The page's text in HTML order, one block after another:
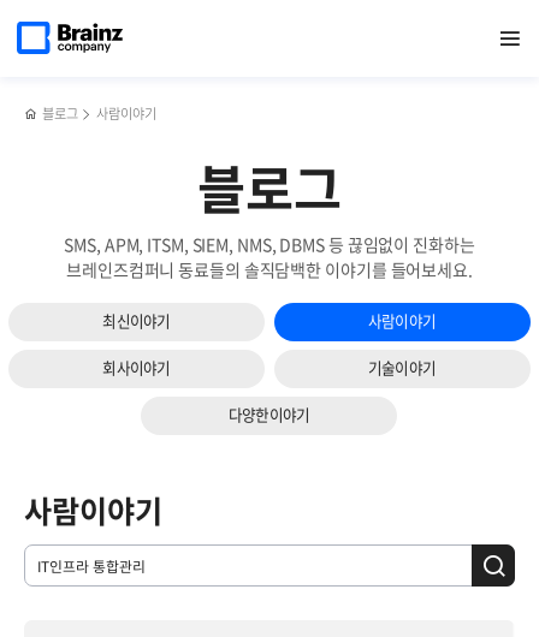
열기
페이지로
블로그 사람이야기
블로그
SMS, APM, ITSM, SIEM, NMS, DBMS 등 끊임없이 진화하는
브레인즈컴퍼니 동료들의 솔직담백한 이야기를 들어보세요.
최신이야기 사람이야기
회사이야기 기술이야기
다양한이야기
사람이야기